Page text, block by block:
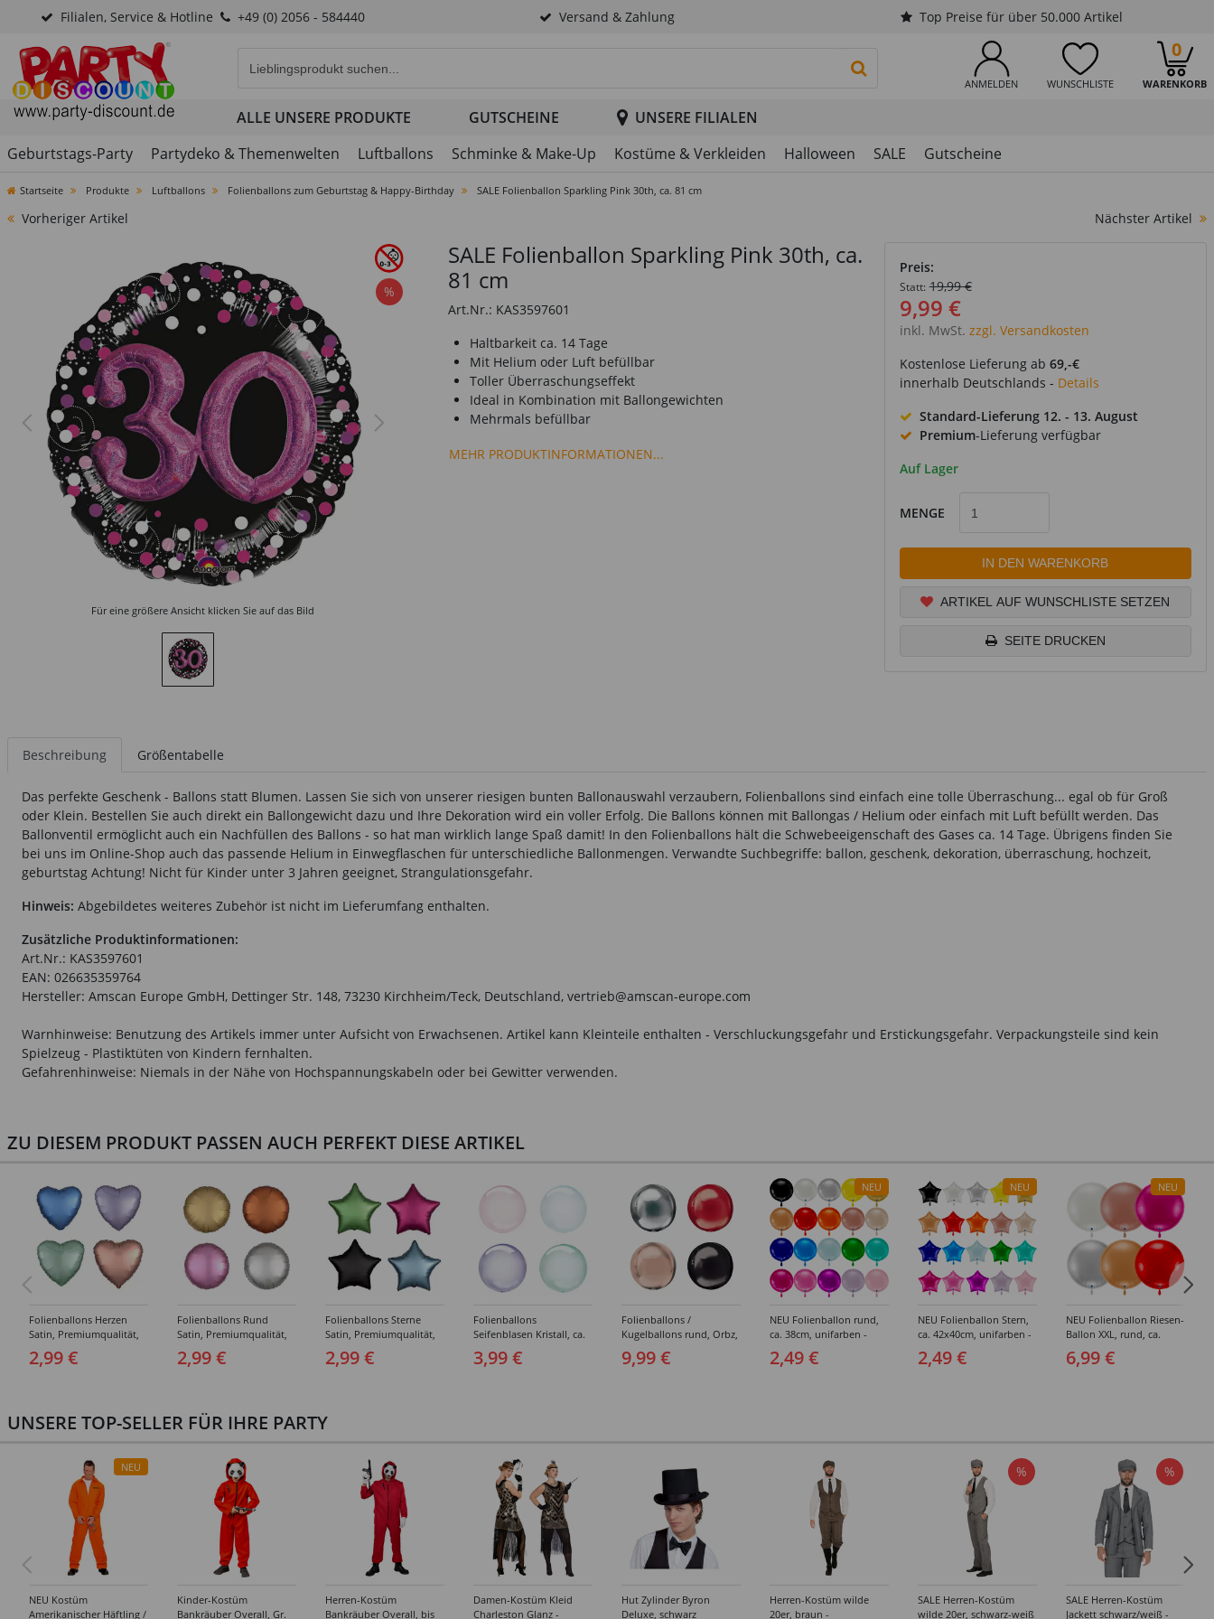
Filialen, Service & Hotline +49 (0) 2056 - 584440 Versand & Zahlung Top Preise für über 50.000 Artikel
ANMELDEN WUNSCHLISTE WARENKORB
0
PRODUKTSUCHE STARTEN
ALLE UNSERE PRODUKTE GUTSCHEINE
UNSERE FILIALEN
Geburtstags-Party
Partydeko & Themenwelten Luftballons Schminke & Make-Up Kostüme & Verkleiden Halloween SALE Gutscheine
Startseite Produkte Luftballons Folienballons zum Geburtstag & Happy-Birthday SALE Folienballon Sparkling Pink 30th, ca. 81 cm
Vorheriger Artikel Nächster Artikel
%
Für eine größere Ansicht klicken Sie auf das Bild
SALE Folienballon Sparkling Pink 30th, ca.
81 cm
Art.Nr.: KAS3597601
Haltbarkeit ca. 14 Tage
Mit Helium oder Luft befüllbar
Toller Überraschungseffekt
Ideal in Kombination mit Ballongewichten
Mehrmals befüllbar
MEHR PRODUKTINFORMATIONEN...
Preis:
Statt: 19,99 €
9,99 €
inkl. MwSt. zzgl. Versandkosten
Kostenlose Lieferung ab 69,-€
innerhalb Deutschlands - Details
Standard-Lieferung 12. - 13. August
Premium-Lieferung verfügbar
Auf Lager
MENGE
IN DEN WARENKORB
ARTIKEL AUF WUNSCHLISTE SETZEN
SEITE DRUCKEN
Beschreibung Größentabelle
Das perfekte Geschenk - Ballons statt Blumen. Lassen Sie sich von unserer riesigen bunten Ballonauswahl verzaubern, Folienballons sind einfach eine tolle Überraschung... egal ob für Groß
oder Klein. Bestellen Sie auch direkt ein Ballongewicht dazu und Ihre Dekoration wird ein voller Erfolg. Die Ballons können mit Ballongas / Helium oder einfach mit Luft befüllt werden. Das
Ballonventil ermöglicht auch ein Nachfüllen des Ballons - so hat man wirklich lange Spaß damit! In den Folienballons hält die Schwebeeigenschaft des Gases ca. 14 Tage. Übrigens finden Sie
bei uns im Online-Shop auch das passende Helium in Einwegflaschen für unterschiedliche Ballonmengen. Verwandte Suchbegriffe: ballon, geschenk, dekoration, überraschung, hochzeit,
geburtstag Achtung! Nicht für Kinder unter 3 Jahren geeignet, Strangulationsgefahr.
Hinweis: Abgebildetes weiteres Zubehör ist nicht im Lieferumfang enthalten.
Zusätzliche Produktinformationen:
Art.Nr.: KAS3597601
EAN: 026635359764
Hersteller: Amscan Europe GmbH, Dettinger Str. 148, 73230 Kirchheim/Teck, Deutschland, vertrieb@amscan-europe.com
Warnhinweise: Benutzung des Artikels immer unter Aufsicht von Erwachsenen. Artikel kann Kleinteile enthalten - Verschluckungsgefahr und Erstickungsgefahr. Verpackungsteile sind kein
Spielzeug - Plastiktüten von Kindern fernhalten.
Gefahrenhinweise: Niemals in der Nähe von Hochspannungskabeln oder bei Gewitter verwenden.
ZU DIESEM PRODUKT PASSEN AUCH PERFEKT DIESE ARTIKEL
Folienballons Herzen
Satin, Premiumqualität,
beidseitig bedruckt,
Größe: ca. 43 cm -
2,99 €
Folienballons Rund
Satin, Premiumqualität,
beidseitig bedruckt,
Größe: ca. 43 cm -
2,99 €
Folienballons Sterne
Satin, Premiumqualität,
beidseitig bedruckt,
Größe: ca. 45 cm -
2,99 €
Folienballons
Seifenblasen Kristall, ca.
35 cm - Verschiedene
Farben
3,99 €
Folienballons /
Kugelballons rund, Orbz,
Unifarben, ca. 40 cm -
Verschiedene Farben
9,99 €
NEU
NEU Folienballon rund,
ca. 38cm, unifarben -
verschiedene Farben
2,49 €
NEU
NEU Folienballon Stern,
ca. 42x40cm, unifarben -
verschiedene Farben
2,49 €
NEU
NEU Folienballon Riesen-
Ballon XXL, rund, ca.
75x75cm, unifarben -
verschiedene Farben
6,99 €
UNSERE TOP-SELLER FÜR IHRE PARTY
NEU
NEU Kostüm
Amerikanischer Häftling /
Kinder-Kostüm
Bankräuber Overall, Gr.
Herren-Kostüm
Bankräuber Overall, bis
Damen-Kostüm Kleid
Charleston Glanz -
Hut Zylinder Byron
Deluxe, schwarz
Herren-Kostüm wilde
20er, braun -
%
SALE Herren-Kostüm
wilde 20er, schwarz-weiß
%
SALE Herren-Kostüm
Jackett schwarz/weiß -